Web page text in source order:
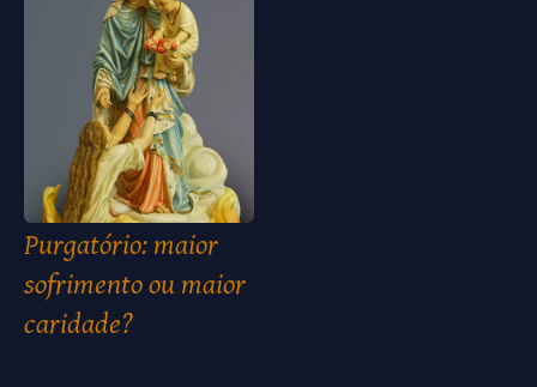
Purgatório: maior
sofrimento ou maior
caridade?